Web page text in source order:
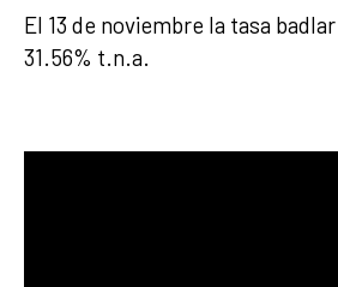
El 13 de noviembre la tasa
31.56% t.n.a.